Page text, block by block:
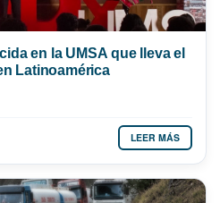
en la UMSA que lleva el
Latinoamérica
LEER MÁS